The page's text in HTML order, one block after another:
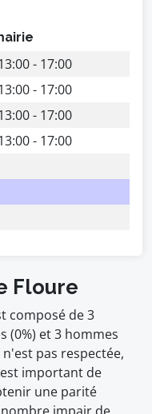
- 17:00
- 17:00
- 17:00
- 17:00
Floure
composé de 3
(0%) et 3 hommes
pas respectée,
important de
une parité